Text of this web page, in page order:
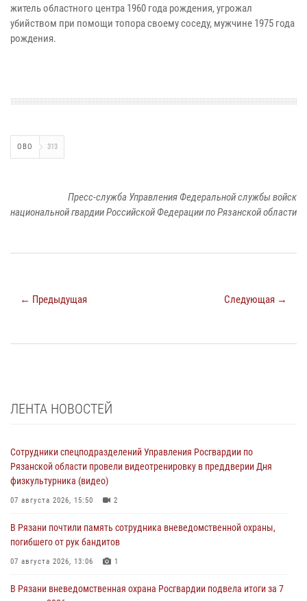
житель областного центра 1960 года рождения, угрожал
убийством при помощи топора своему соседу, мужчине 1975 года
рождения.
ОВО 313
Пресс-служба Управления Федеральной службы войск
национальной гвардии Российской Федерации по Рязанской области
← Предыдущая Следующая →
ЛЕНТА НОВОСТЕЙ
Сотрудники спецподразделений Управления Росгвардии по
Рязанской области провели видеотренировку в преддверии Дня
физкультурника (видео)
07 августа 2026, 15:50 2
В Рязани почтили память сотрудника вневедомственной охраны,
погибшего от рук бандитов
07 августа 2026, 13:06 1
В Рязани вневедомственная охрана Росгвардии подвела итоги за 7